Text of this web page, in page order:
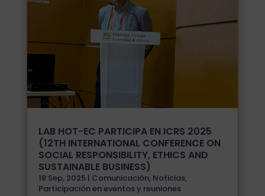
LAB HOT-EC PARTICIPA EN ICRS 2025
(12TH INTERNATIONAL CONFERENCE ON
SOCIAL RESPONSIBILITY, ETHICS AND
SUSTAINABLE BUSINESS)
18 Sep, 2025| Comunicación, Noticias,
Participación en eventos y reuniones